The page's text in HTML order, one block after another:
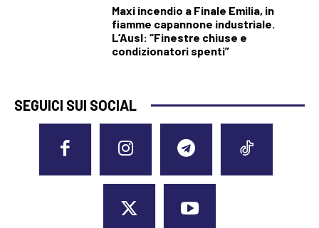
Maxi incendio a Finale Emilia, in
fiamme capannone industriale.
L’Ausl: “Finestre chiuse e
condizionatori spenti”
SEGUICI SUI SOCIAL